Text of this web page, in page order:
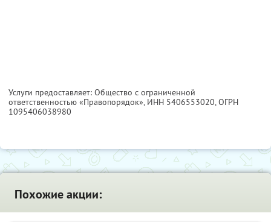
Услуги предоставляет: Общество с ограниченной
ответственностью «Правопорядок», ИНН 5406553020, ОГРН
1095406038980
Похожие акции: